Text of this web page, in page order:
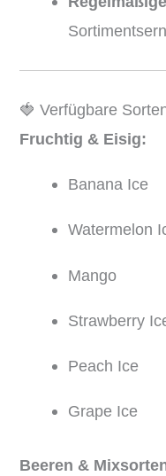
🍓 Verfügbare
Fruchtig & Eisig:
Banana Ice
Watermelon
Mango
Strawberry
Peach Ice
Grape Ice
Beeren &